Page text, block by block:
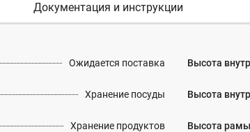
Документация и инструкции
Ожидается поставка
Хранение посуды
Хранение продуктов
Высота
Высота
Высота рамы